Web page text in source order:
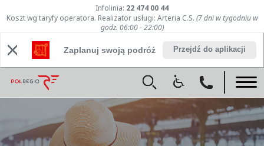
Infolinia: 22 474 00 44
Koszt wg taryfy operatora. Realizator usługi: Arteria C.S. (7 dni w tygodniu w
godz. 06:00 - 22:00)
Zaplanuj swoją podróż Przejdź do aplikacji